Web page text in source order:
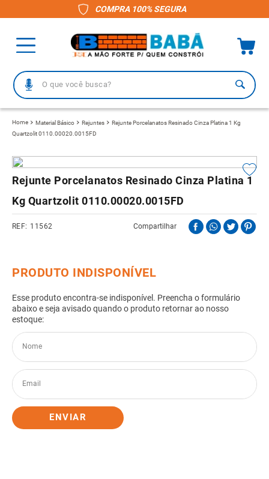
COMPRA 100% SEGURA
O que você busca?
Material Básico Rejuntes
Rejunte Porcelanatos Resinado Cinza Platina 1 Kg
Quartzolit 0110.00020.0015FD
Rejunte Porcelanatos Resinado Cinza Platina 1
Kg Quartzolit 0110.00020.0015FD
11562 Compartilhar
ENVIAR
1º piso
2º porcelanato
3 º telha
4 º vaso sanitário
9º porta
10º